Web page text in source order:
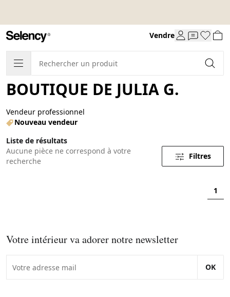
Vendre
BOUTIQUE DE JULIA G.
Vendeur professionnel
Nouveau vendeur
Liste de résultats
Aucune pièce ne correspond à votre
recherche
Filtres
1
Votre intérieur va adorer notre newsletter
OK